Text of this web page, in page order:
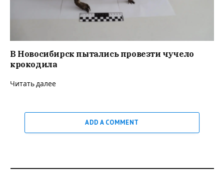
В Новосибирск пытались провезти чучело
крокодила
Читать далее
ADD A COMMENT